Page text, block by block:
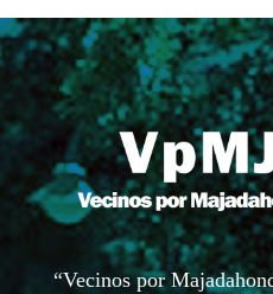
“Vecinos por